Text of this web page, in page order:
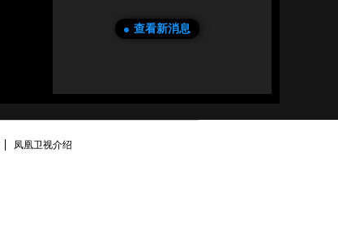
查看新消息
凤凰卫视介绍